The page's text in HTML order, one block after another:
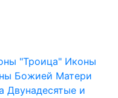
"Троица" Иконы
Божией Матери
Двунадесятые и